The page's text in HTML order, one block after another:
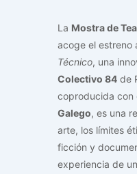
La Mostra de
acoge el estreno
Técnico, una
Colectivo 84 de
coproducida con
Galego, es una
arte, los límites
ficción y
experiencia de